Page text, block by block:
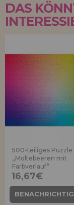
DAS
500-teiliges Puzzle
„Moltebeeren mit
Farbverlauf“.
16,67€